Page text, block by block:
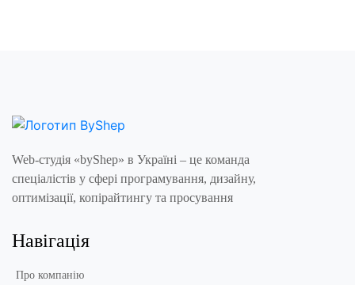
Web-студія «byShep» в Україні – це команда
спеціалістів у сфері програмування, дизайну,
оптимізації, копірайтингу та просування
Навігація
Про компанію